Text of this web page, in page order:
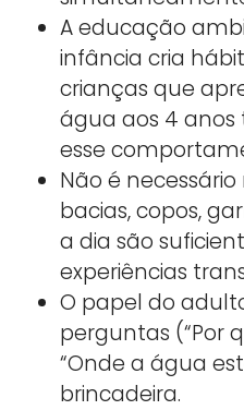
A educação
infância cria
crianças que
água aos 4
esse
Não é
bacias, copos,
a dia são
experiências
O papel do
perguntas (“Por
“Onde a água
brincadeira.